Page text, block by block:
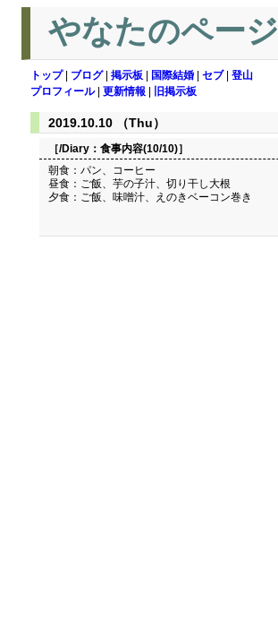
やなたのページ
トップ| ブログ| 掲示板 国際結婚 セブ| 登山
プロフィール| 更新情報 旧掲示板
2019.10.10 （Thu）
［/Diary： 食事内容(10/10)］
朝食：パン、コーヒー
昼食：ご飯、芋の子汁、切り干し大根
夕食：ご飯、味噌汁、えのきベーコン巻き